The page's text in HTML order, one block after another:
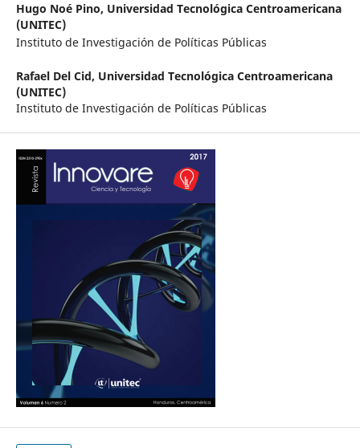
Hugo Noé Pino, Universidad Tecnológica Centroamericana
(UNITEC)
Instituto de Investigación de Políticas Públicas
Rafael Del Cid, Universidad Tecnológica Centroamericana
(UNITEC)
Instituto de Investigación de Políticas Públicas